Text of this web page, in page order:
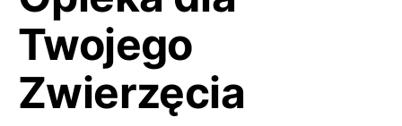
Twojego
Zwierzęcia